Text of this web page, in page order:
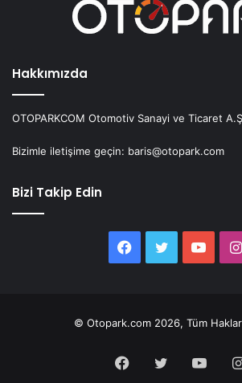
Hakkımızda
OTOPARKCOM Otomotiv Sanayi ve Ticaret
Bizimle iletişime geçin: baris@otopark.com
Bizi Takip Edin
Facebook
Twitter
© Otopark.com 2026, Tüm Hakları
Facebook
Twitter